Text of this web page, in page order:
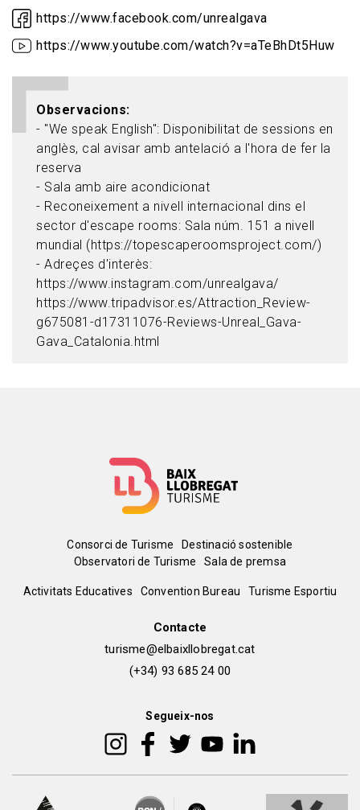
https://www.facebook.com/unrealgava
https://www.youtube.com/watch?v=aTeBhDt5Huw
Observacions
- "We speak English": Disponibilitat de sessions en
anglès, cal avisar amb antelació a l'hora de fer la
reserva
- Sala amb aire acondicionat
- Reconeixement a nivell internacional dins el
sector d'escape rooms: Sala núm. 151 a nivell
mundial (https://topescaperoomsproject.com/)
- Adreçes d'interès:
https://www.instagram.com/unrealgava/
https://www.tripadvisor.es/Attraction_Review-
g675081-d17311076-Reviews-Unreal_Gava-
Gava_Catalonia.html
Menú
del
Consorci de Turisme
Destinació sostenible
Observatori de Turisme
Sala de premsa
Peu
Activitats Educatives Convention Bureau Turisme Esportiu
Contacte
turisme@elbaixllobregat.cat
(+34) 93 685 24 00
Segueix-nos